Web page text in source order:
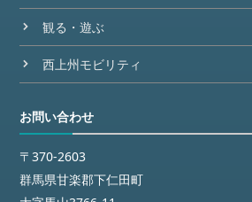
観る・遊ぶ
西上州モビリティ
お問い合わせ
〒370-2603
群馬県甘楽郡下仁田町